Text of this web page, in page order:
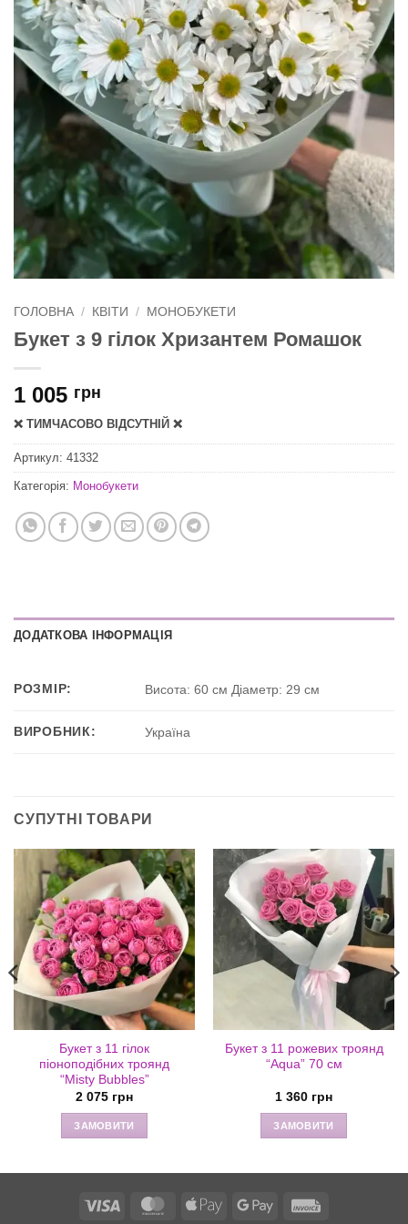
ГОЛОВНА / КВІТИ / МОНОБУКЕТИ
Букет з 9 гілок Хризантем Ромашок
1 005 грн
❌ ТИМЧАСОВО ВІДСУТНІЙ ❌
Артикул: 41332
Категорія: Монобукети
ДОДАТКОВА ІНФОРМАЦІЯ
РОЗМІР: Висота: 60 см Діаметр: 29 см
ВИРОБНИК: Україна
СУПУТНІ ТОВАРИ
Букет з 11 гілок
піоноподібних троянд
“Misty Bubbles”
2 075 грн
ЗАМОВИТИ
Букет з 11 рожевих троянд
“Aqua” 70 см
1 360 грн
ЗАМОВИТИ
Visa MasterCardApple
Google